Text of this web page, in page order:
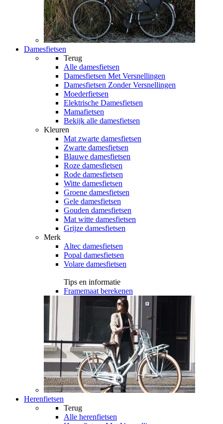
Damesfietsen
Terug
Alle damesfietsen
Damesfietsen Met Versnellingen
Damesfietsen Zonder Versnellingen
Moederfietsen
Elektrische Damesfietsen
Mamafietsen
Bekijk alle damesfietsen
Kleuren
Mat zwarte damesfietsen
Zwarte damesfietsen
Blauwe damesfietsen
Roze damesfietsen
Rode damesfietsen
Witte damesfietsen
Groene damesfietsen
Gele damesfietsen
Gouden damesfietsen
Mat witte damesfietsen
Grijze damesfietsen
Merk
Altec damesfietsen
Popal damesfietsen
Volare damesfietsen
Tips en informatie
Framemaat berekenen
Herenfietsen
Terug
Alle herenfietsen